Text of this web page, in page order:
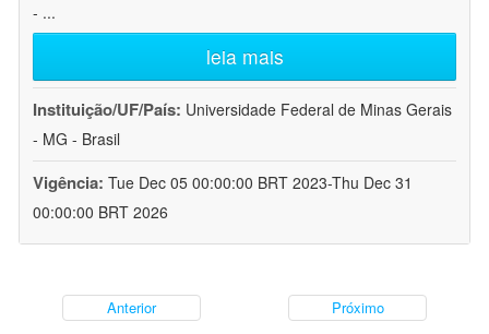
- ...
leia mais
Instituição/UF/País: Universidade Federal de Minas Gerais
- MG - Brasil
Vigência: Tue Dec 05 00:00:00 BRT 2023-Thu Dec 31
00:00:00 BRT 2026
Anterior Próximo